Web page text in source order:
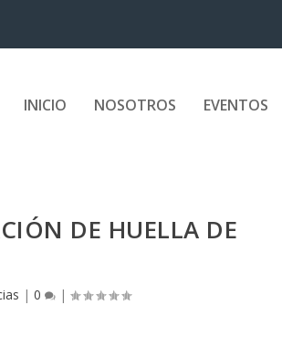
INICIO NOSOTROS EVENTOS
DE HUELLA DE
|0 |